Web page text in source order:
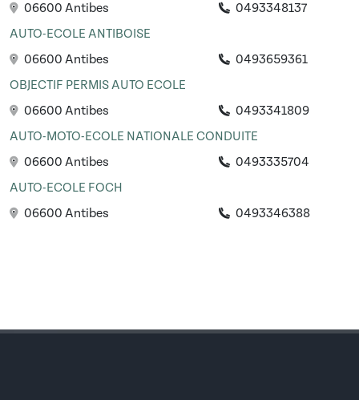
06600 Antibes
0493348137
AUTO-ECOLE ANTIBOISE
06600 Antibes
0493659361
OBJECTIF PERMIS AUTO ECOLE
06600 Antibes
0493341809
AUTO-MOTO-ECOLE NATIONALE CONDUITE
06600 Antibes
0493335704
AUTO-ECOLE FOCH
06600 Antibes
0493346388